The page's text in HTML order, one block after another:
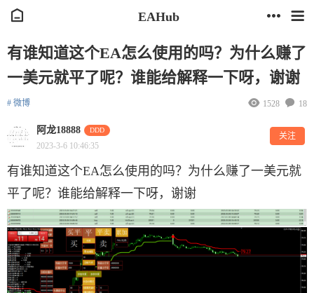
EAHub
有谁知道这个EA怎么使用的吗？为什么赚了
一美元就平了呢？谁能给解释一下呀，谢谢
# 微博 18
1528
阿龙18888 DDD
2023-3-6 10:46:35
关注
有谁知道这个EA怎么使用的吗？为什么赚了一美元就
平了呢？谁能给解释一下呀，谢谢